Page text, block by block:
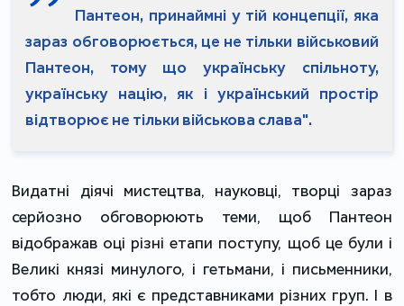
Пантеон, принаймні у тій концепції, яка
зараз обговорюється, це не тільки військовий
Пантеон, тому що українську спільноту,
українську націю, як і український простір
відтворює не тільки військова слава".
Видатні діячі мистецтва, науковці, творці зараз
серйозно обговорюють теми, щоб Пантеон
відображав оці різні етапи поступу, щоб це були і
Великі князі минулого, і гетьмани, і письменники,
тобто люди, які є представниками різних груп. І в